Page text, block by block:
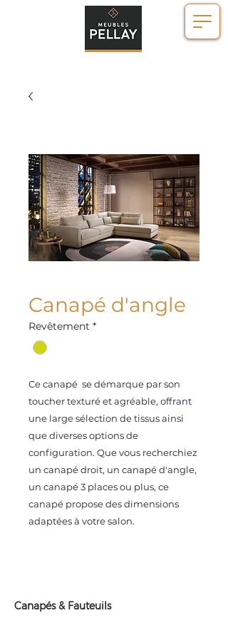
Canapé d'angle
Revêtement *
Ce canapé se démarque par son
toucher texturé et agréable, offrant
une large sélection de tissus ainsi
que diverses options de
configuration. Que vous recherchiez
un canapé droit, un canapé d'angle,
un canapé 3 places ou plus, ce
canapé propose des dimensions
adaptées à votre salon.
Canapés & Fauteuils